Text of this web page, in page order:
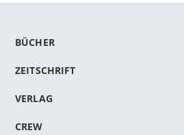
BÜCHER
ZEITSCHRIFT
VERLAG
CREW